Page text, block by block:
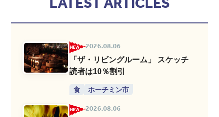
2026.08.06
「ザ・リビングルーム」 スケッチ
読者は10％割引
食 ホーチミン市
2026.08.06